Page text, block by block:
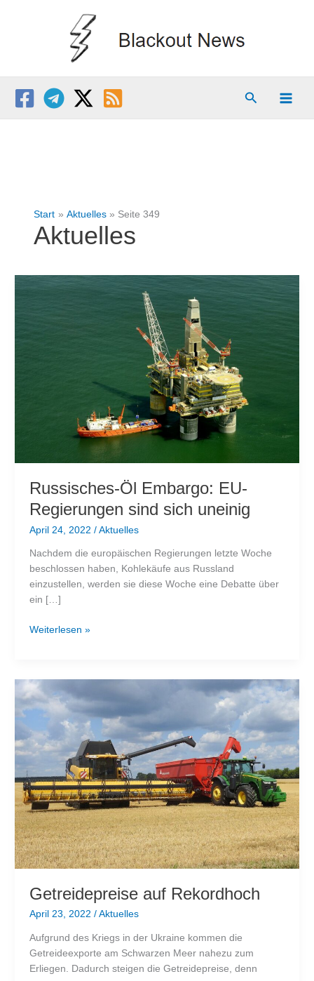
Suchen
Start Aktuelles Seite 349
Aktuelles
Russisches-Öl Embargo: EU-
Regierungen sind sich uneinig
April 24, 2022 / Aktuelles
Nachdem die europäischen Regierungen letzte Woche
beschlossen haben, Kohlekäufe aus Russland
einzustellen, werden sie diese Woche eine Debatte über
ein […]
Russisches-
Regierungen
sind
uneinig
Weiterlesen »
Getreidepreise auf Rekordhoch
April 23, 2022 / Aktuelles
Aufgrund des Kriegs in der Ukraine kommen die
Getreideexporte am Schwarzen Meer nahezu zum
Erliegen. Dadurch steigen die Getreidepreise, denn